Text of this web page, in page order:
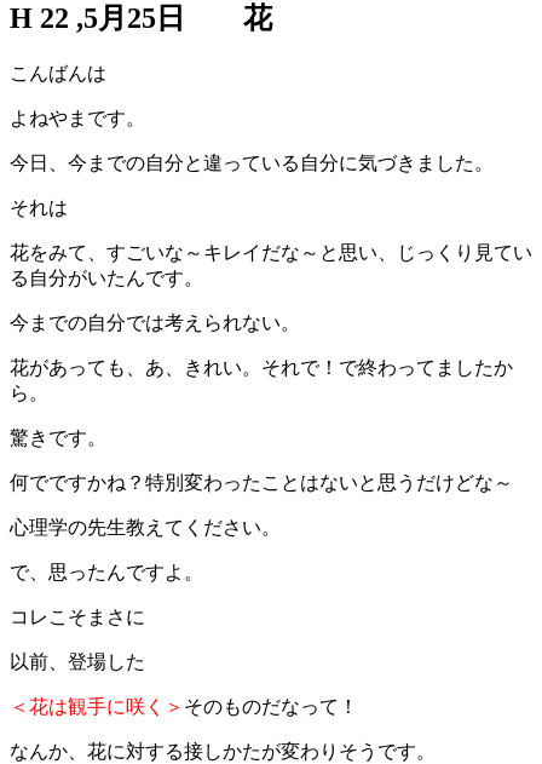
H 22 ,5月25日 花
こんばんは
よねやまです。
今日、今までの自分と違っている自分に気づきました。
それは
花をみて、すごいな～キレイだな～と思い、じっくり見てい
る自分がいたんです。
今までの自分では考えられない。
花があっても、あ、きれい。それで！で終わってましたか
ら。
驚きです。
何でですかね？特別変わったことはないと思うだけどな～
心理学の先生教えてください。
で、思ったんですよ。
コレこそまさに
以前、登場した
＜花は観手に咲く＞ そのものだなって！
なんか、花に対する接しかたが変わりそうです。